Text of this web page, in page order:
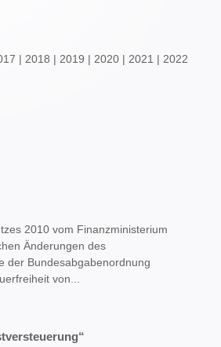
| 2018 | 2019 | 2020 | 2021 | 2022
2010 vom Finanzministerium
Änderungen des
der Bundesabgabenordnung
von...